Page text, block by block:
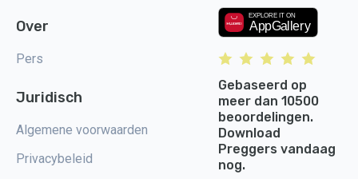
Over
Pers
Juridisch
Algemene voorwaarden
Privacybeleid
Gebaseerd op
meer dan 10500
beoordelingen.
Download
Preggers vandaag
nog.